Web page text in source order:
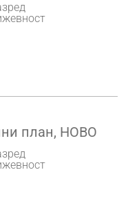
план, НОВО